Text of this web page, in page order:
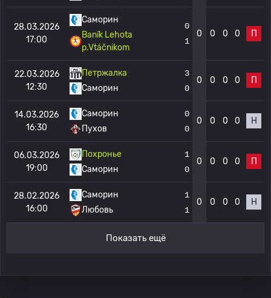
28.03.2026
17:00
Саморин
Baník Lehota
p.Vtáčnikom
0
1
0 0 0 0 П
22.03.2026
12:30
Петржалка
Саморин
3
0
0 0 0 0 П
14.03.2026
16:30
Саморин
Пухов
0
0
0 0 0 0 Н
06.03.2026
19:00
Похронье
Саморин
1
0
0 0 0 0 П
28.02.2026
16:00
Саморин
Любовь
1
1
0 0 0 0 Н
Показать ещё